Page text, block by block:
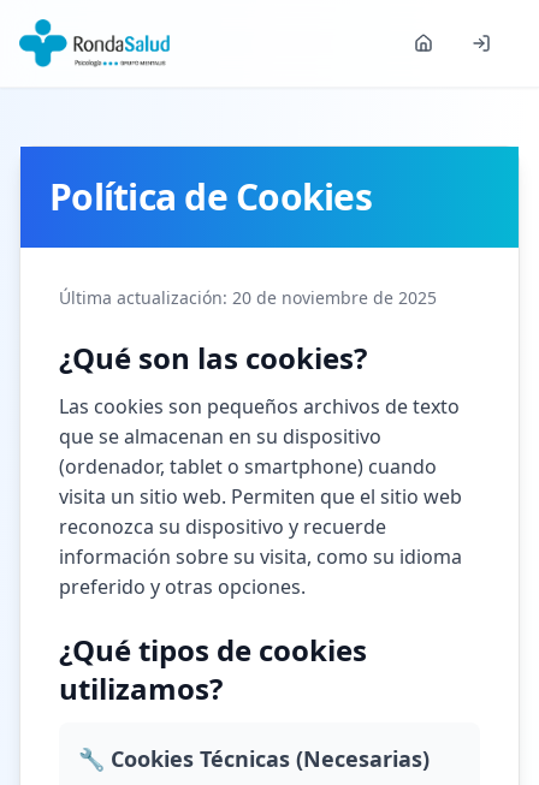
Política de Cookies
Última actualización: 20 de noviembre de 2025
¿Qué son las cookies?
Las cookies son pequeños archivos de texto
que se almacenan en su dispositivo
(ordenador, tablet o smartphone) cuando
visita un sitio web. Permiten que el sitio web
reconozca su dispositivo y recuerde
información sobre su visita, como su idioma
preferido y otras opciones.
¿Qué tipos de cookies
utilizamos?
🔧 Cookies Técnicas (Necesarias)